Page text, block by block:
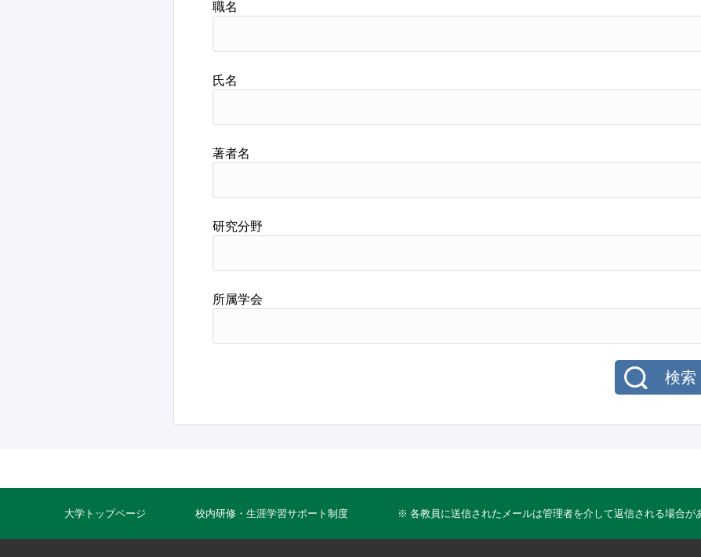
職名
氏名
著者名
研究分野
所属学会
検索
大学トップページ 校内研修・生涯学習サポート制度 ※ 各教員に送信されたメールは管理者を介して返信される場合が